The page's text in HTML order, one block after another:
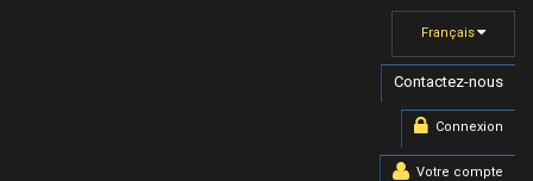
Français
Contactez-nous
Connexion
Votre compte